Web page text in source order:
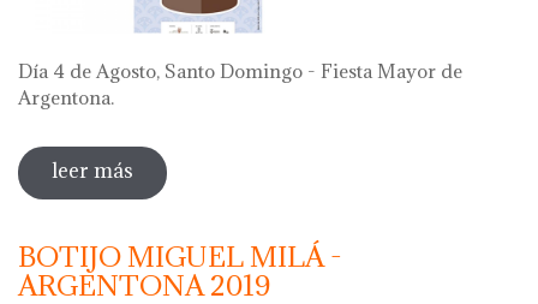
Día 4 de Agosto, Santo Domingo - Fiesta Mayor de
Argentona.
leer más sobre "69 festa del càntir 2019"
BOTIJO MIGUEL MILÁ -
ARGENTONA 2019